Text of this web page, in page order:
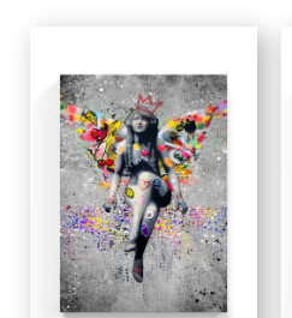
variants.
The
options
may
be
chosen
on
the
product
page